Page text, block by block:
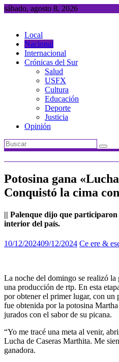
Saltar
sábado, agosto 8, 2026
Local
Nacional
Internacional
Crónicas del Sur
Salud
USFX
Cultura
Educación
Deporte
Justicia
Opinión
Potosina gana
Conquistó la cima
|| Palenque dijo que participaron
interior del país.
10/12/202409/12/2024 Ce ere &
La noche del domingo se realizó la
una producción de rtp. En esta
por obtener el primer lugar, con
fue obtenida por la potosina
jurados con el sabor de su picana.
“Yo me tracé una meta al venir,
Lucha de Caseras Marthita. Me
ganadora.